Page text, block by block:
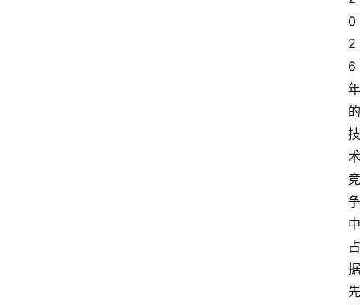
0
2
6
年
的
技
术
竞
争
中
占
据
先